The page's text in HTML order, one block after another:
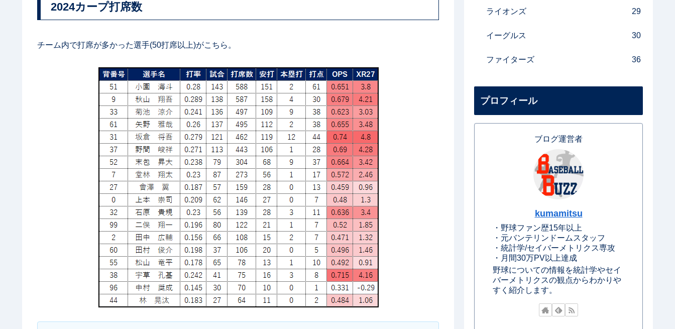
2024カープ打席数
チーム内で打席が多かった選手(50打席以上)がこちら。
ライオンズ 29
イーグルス 30
ファイターズ 36
プロフィール
ブログ運営者
kumamitsu
・野球ファン歴15年以上
・元バンテリンドームスタッフ
・統計学/セイバーメトリクス専攻
・月間30万PV以上達成
野球についての情報を統計学やセイ
バーメトリクスの観点からわかりや
すく紹介します。